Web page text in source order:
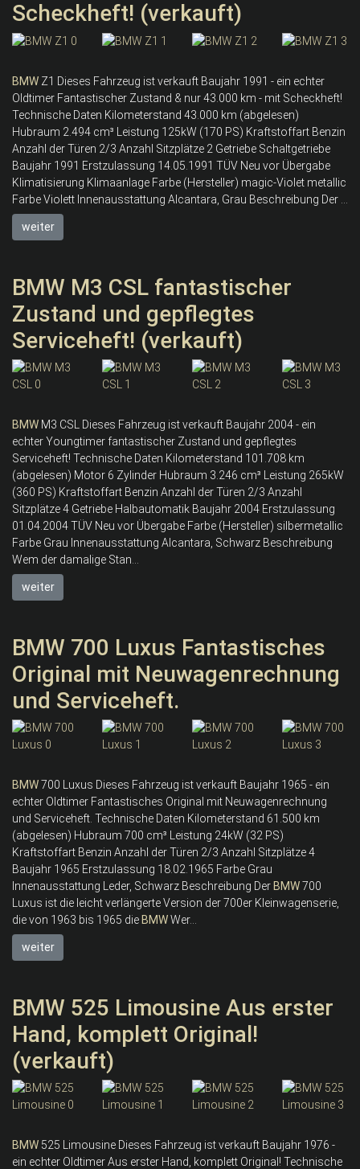
Scheckheft! (verkauft)
BMW Z1 Dieses Fahrzeug ist verkauft Baujahr 1991 - ein echter
Oldtimer Fantastischer Zustand & nur 43.000 km - mit Scheckheft!
Technische Daten Kilometerstand 43.000 km (abgelesen)
Hubraum 2.494 cm³ Leistung 125kW (170 PS) Kraftstoffart Benzin
Anzahl der Türen 2/3 Anzahl Sitzplätze 2 Getriebe Schaltgetriebe
Baujahr 1991 Erstzulassung 14.05.1991 TÜV Neu vor Übergabe
Klimatisierung Klimaanlage Farbe (Hersteller) magic-Violet metallic
Farbe Violett Innenausstattung Alcantara, Grau Beschreibung Der ...
weiter
BMW M3 CSL fantastischer
Zustand und gepflegtes
Serviceheft! (verkauft)
BMW M3 CSL Dieses Fahrzeug ist verkauft Baujahr 2004 - ein
echter Youngtimer fantastischer Zustand und gepflegtes
Serviceheft! Technische Daten Kilometerstand 101.708 km
(abgelesen) Motor 6 Zylinder Hubraum 3.246 cm³ Leistung 265kW
(360 PS) Kraftstoffart Benzin Anzahl der Türen 2/3 Anzahl
Sitzplätze 4 Getriebe Halbautomatik Baujahr 2004 Erstzulassung
01.04.2004 TÜV Neu vor Übergabe Farbe (Hersteller) silbermetallic
Farbe Grau Innenausstattung Alcantara, Schwarz Beschreibung
Wem der damalige Stan...
weiter
BMW 700 Luxus Fantastisches
Original mit Neuwagenrechnung
und Serviceheft.
BMW700 Luxus Dieses Fahrzeug ist verkauft Baujahr 1965 - ein
echter Oldtimer Fantastisches Original mit Neuwagenrechnung
und Serviceheft. Technische Daten Kilometerstand 61.500 km
(abgelesen) Hubraum 700 cm³ Leistung 24kW (32 PS)
Kraftstoffart Benzin Anzahl der Türen 2/3 Anzahl Sitzplätze 4
Baujahr 1965 Erstzulassung 18.02.1965 Farbe Grau
Innenausstattung Leder, Schwarz Beschreibung Der BMW700
Luxus ist die leicht verlängerte Version der 700er Kleinwagenserie,
die von 1963 bis 1965 die BMWWer...
weiter
BMW 525 Limousine Aus erster
Hand, komplett Original!
(verkauft)
BMW 525 Limousine Dieses Fahrzeug ist verkauft Baujahr 1976 -
ein echter Oldtimer Aus erster Hand, komplett Original! Technische